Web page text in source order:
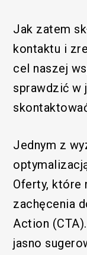
Jak zatem
kontaktu i
cel naszej
sprawdzić w
Jednym z
Oferty, które
zachęcenia
Action
jasno